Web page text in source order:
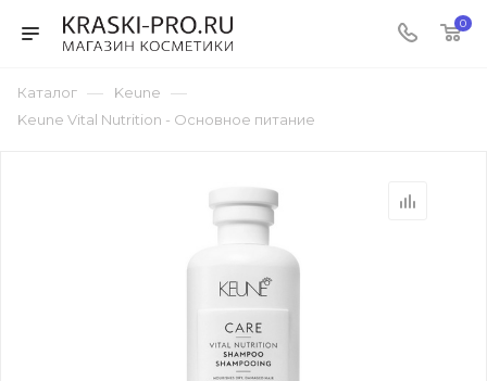
0
Каталог — Keune —
Keune Vital Nutrition - Основное питание